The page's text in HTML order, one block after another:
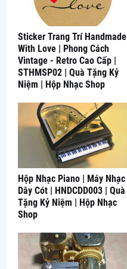
Sticker Trang Trí Handmade
With Love | Phong Cách
Vintage - Retro Cao Cấp |
STHMSP02 | Quà Tặng Kỷ
Niệm | Hộp Nhạc Shop
Hộp Nhạc Piano | Máy Nhạc
Dây Cót | HNDCDD003 | Quà
Tặng Kỷ Niệm | Hộp Nhạc
Shop